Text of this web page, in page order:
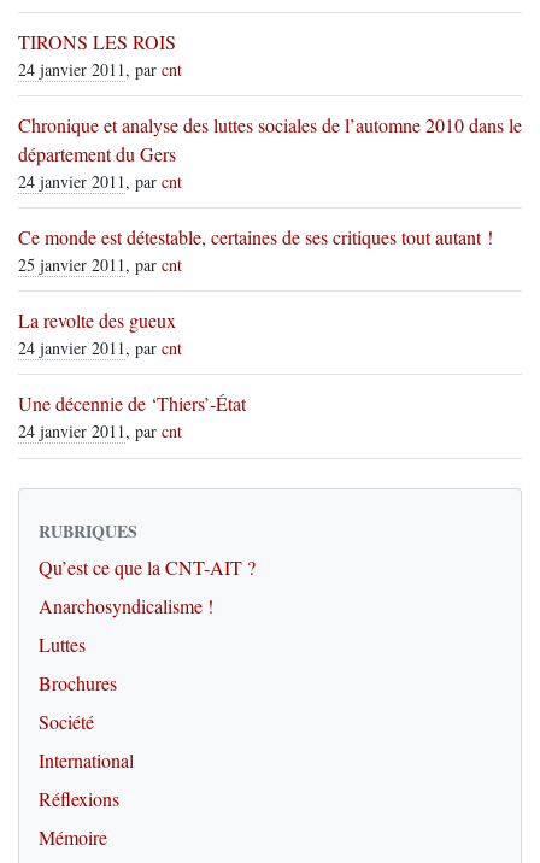
TIRONS LES ROIS
24 janvier 2011, par cnt
Chronique et analyse des luttes sociales de l’automne 2010 dans le
département du Gers
24 janvier 2011, par cnt
Ce monde est détestable, certaines de ses critiques tout autant !
25 janvier 2011, par cnt
La revolte des gueux
24 janvier 2011, par cnt
Une décennie de ‘Thiers’-État
24 janvier 2011, par cnt
RUBRIQUES
Qu’est ce que la CNT-AIT ?
Anarchosyndicalisme !
Luttes
Brochures
Société
International
Réflexions
Mémoire